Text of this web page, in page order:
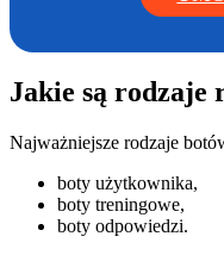
Jakie są rodzaje
Najważniejsze rodzaje
boty użytkownika,
boty treningowe,
boty odpowiedzi.